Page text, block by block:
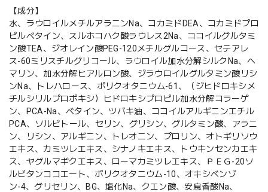
【成分】
水、ラウロイルメチルアラニンNa、コカミドDEA、コカミドプロ
ピルベタイン、スルホコハク酸ラウレス2Na、ココイルグルタミ
ン酸TEA、ジオレイン酸PEG-120メチルグルコース、セテアレ
ス-60ミリスチルグリコール、ラウロイル加水分解シルクNa、ヘ
マリン、加水分解ヒアルロン酸、ジラウロイルグルタミン酸リシ
ンNa、トレハロース、ポリクオタニウム-61、（ジヒドロキシメ
チルシリルプロポキシ）ヒドロキシプロピル加水分解コラーゲ
ン、PCA-Na、ベタイン、ツバキ油、ココイルアルギニンエチル
PCA、ソルビトール、セリン、グリシン、グルタミン酸、アラニ
ン、リシン、アルギニン、トレオニン、プロリン、オトギリソウ
エキス、カミツレエキス、シナノキエキス、トウキンセンカエキ
ス、ヤグルマギクエキス、ローマカミツレエキス、ＰＥＧ-20ソ
ルビタンココエート、ポリクオタニウム-10、オキシベンゾ
ン-4、グリセリン、BG、塩化Na、クエン酸、安息香酸Na、